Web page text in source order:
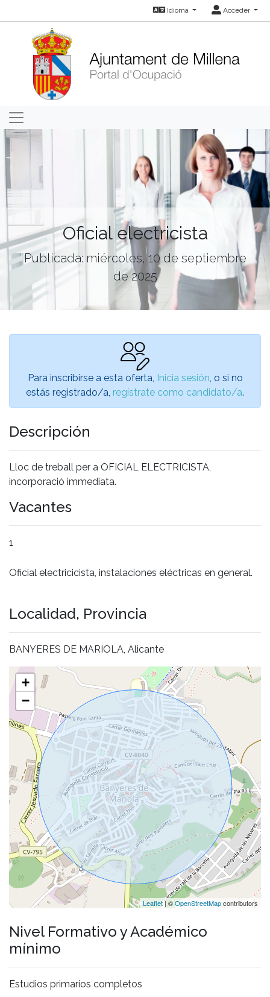
Idioma Acceder
Oficial electricista
Publicada: miércoles, 10 de septiembre
de 2025
Para inscribirse a esta oferta, Inicia sesión , o si no
estás registrado/a, regístrate como candidato/a.
Descripción
Lloc de treball per a OFICIAL ELECTRICISTA,
incorporació immediata.
Vacantes
1
Oficial electricicista, instalaciones eléctricas en general.
Localidad, Provincia
BANYERES DE MARIOLA, Alicante
+
−
Leaflet| ©OpenStreetMapcontributors
Nivel Formativo y Académico
mínimo
Estudios primarios completos